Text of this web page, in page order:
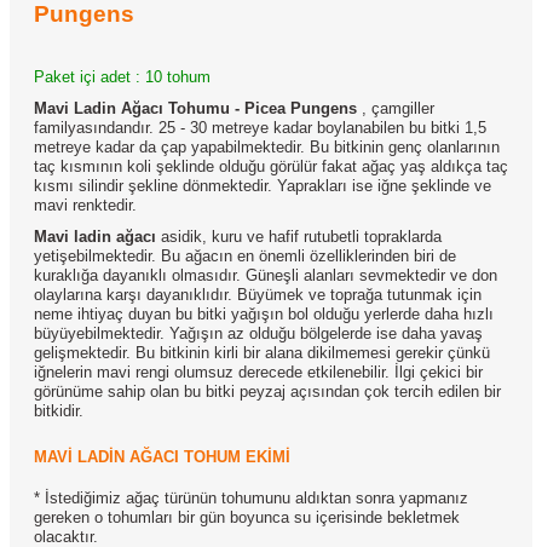
Pungens
Paket içi adet : 10 tohum
Mavi Ladin Ağacı Tohumu - Picea Pungens , çamgiller
familyasındandır. 25 - 30 metreye kadar boylanabilen bu bitki 1,5
metreye kadar da çap yapabilmektedir. Bu bitkinin genç olanlarının
taç kısmının koli şeklinde olduğu görülür fakat ağaç yaş aldıkça taç
kısmı silindir şekline dönmektedir. Yaprakları ise iğne şeklinde ve
mavi renktedir.
Mavi ladin ağacı asidik, kuru ve hafif rutubetli topraklarda
yetişebilmektedir. Bu ağacın en önemli özelliklerinden biri de
kuraklığa dayanıklı olmasıdır. Güneşli alanları sevmektedir ve don
olaylarına karşı dayanıklıdır. Büyümek ve toprağa tutunmak için
neme ihtiyaç duyan bu bitki yağışın bol olduğu yerlerde daha hızlı
büyüyebilmektedir. Yağışın az olduğu bölgelerde ise daha yavaş
gelişmektedir. Bu bitkinin kirli bir alana dikilmemesi gerekir çünkü
iğnelerin mavi rengi olumsuz derecede etkilenebilir. İlgi çekici bir
görünüme sahip olan bu bitki peyzaj açısından çok tercih edilen bir
bitkidir.
MAVİ LADİN AĞACI TOHUM EKİMİ
* İstediğimiz ağaç türünün tohumunu aldıktan sonra yapmanız
gereken o tohumları bir gün boyunca su içerisinde bekletmek
olacaktır.